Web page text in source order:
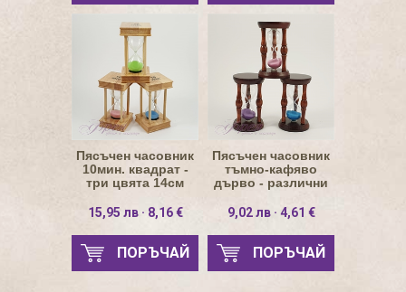
Пясъчен часовник
10мин. квадрат -
три цвята 14см
15,95 лв · 8,16 €
ПОРЪЧАЙ
Пясъчен часовник
тъмно-кафяво
дърво - различни
9,02 лв · 4,61 €
ПОРЪЧАЙ